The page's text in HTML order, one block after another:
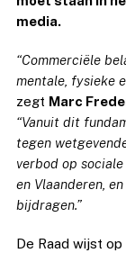
media.
“Commerciële
mentale, fysieke
zegt Marc
“Vanuit dit
tegen
verbod op
en Vlaanderen,
bijdragen.”
De Raad wijst